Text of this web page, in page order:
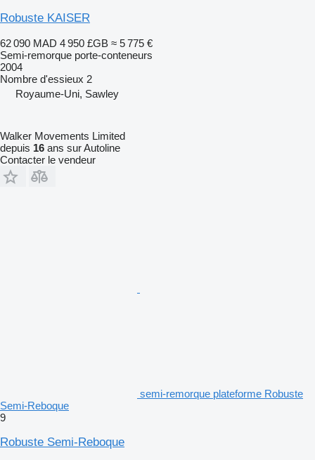
Robuste KAISER
62 090 MAD 4 950 £GB ≈ 5 775 €
Semi-remorque porte-conteneurs
2004
Nombre d'essieux 2
Royaume-Uni, Sawley
Walker Movements Limited
depuis 16 ans sur Autoline
Contacter le vendeur
semi-remorque plateforme Robuste
Semi-Reboque
9
Robuste Semi-Reboque